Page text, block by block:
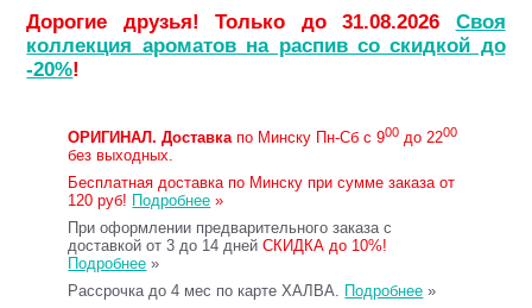
Дорогие друзья! Только до 31.08.2026 Своя
коллекция ароматов на распив со скидкой до
-20%!
ОРИГИНАЛ. Доставкапо Минску Пн-Сб с 900 до 2200
без выходных.
Бесплатная доставка по Минску при сумме заказа от
120 руб! Подробнее »
При оформлении предварительного заказа с
доставкой от 3 до 14 днейСКИДКА до 10%!
Подробнее »
Рассрочка до 4 мес по карте ХАЛВА. Подробнее »